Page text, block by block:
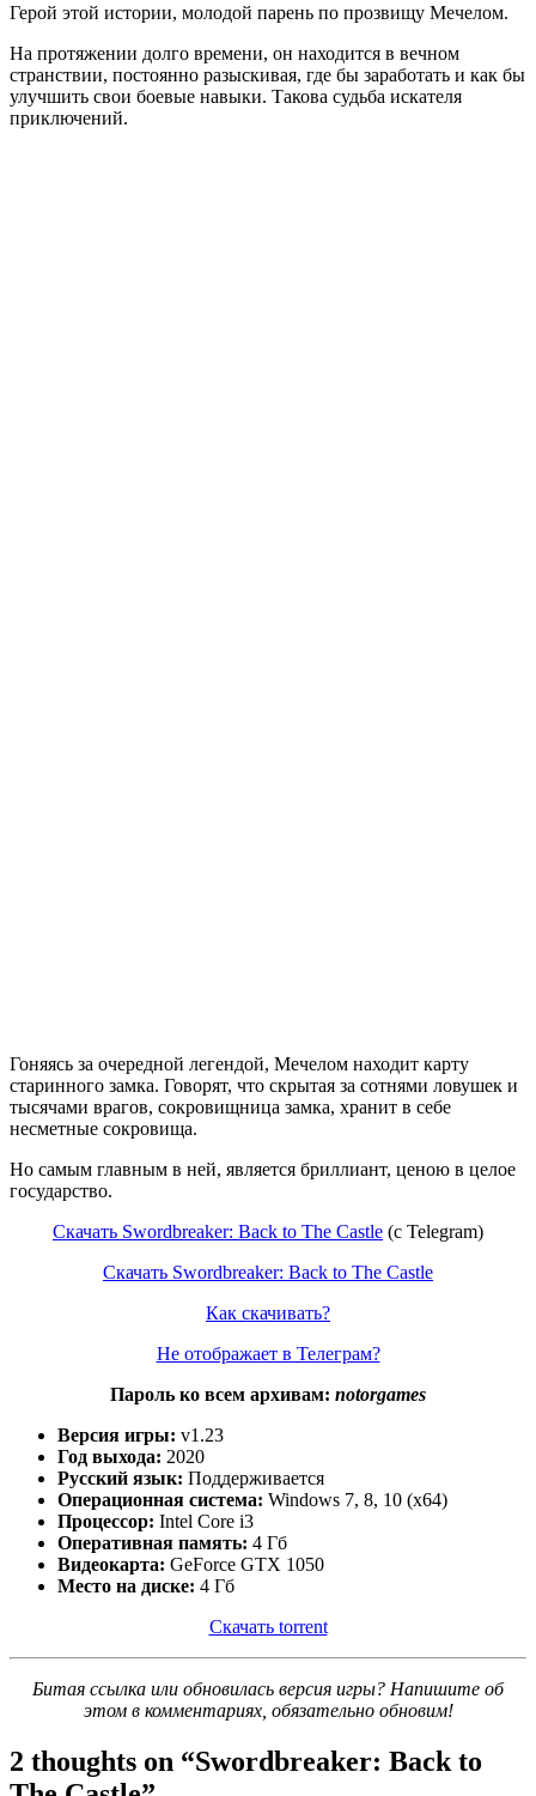
Герой этой истории, молодой парень по прозвищу Мечелом.
На протяжении долго времени, он находится в вечном
странствии, постоянно разыскивая, где бы заработать и как бы
улучшить свои боевые навыки. Такова судьба искателя
приключений.
Гоняясь за очередной легендой, Мечелом находит карту
старинного замка. Говорят, что скрытая за сотнями ловушек и
тысячами врагов, сокровищница замка, хранит в себе
несметные сокровища.
Но самым главным в ней, является бриллиант, ценою в целое
государство.
Скачать Swordbreaker: Back to The Castle (c Telegram)
Скачать Swordbreaker: Back to The Castle
Как скачивать?
Не отображает в Телеграм?
Пароль ко всем архивам: notorgames
Версия игры: v1.23
Год выхода: 2020
Русский язык: Поддерживается
Операционная система: Windows 7, 8, 10 (x64)
Процессор: Intel Core i3
Оперативная память: 4 Гб
Видеокарта: GeForce GTX 1050
Место на диске: 4 Гб
Скачать torrent
Битая ссылка или обновилась версия игры? Напишите об
этом в комментариях, обязательно обновим!
2 thoughts on “Swordbreaker: Back to